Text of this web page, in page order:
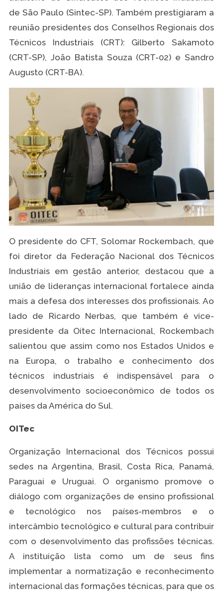
de São Paulo (Sintec-SP). Também prestigiaram a
reunião presidentes dos Conselhos Regionais dos
Técnicos Industriais (CRT): Gilberto Sakamoto
(CRT-SP), João Batista Souza (CRT-02) e Sandro
Augusto (CRT-BA).
O presidente do CFT, Solomar Rockembach, que
foi diretor da Federação Nacional dos Técnicos
Industriais em gestão anterior, destacou que a
união de lideranças internacional fortalece ainda
mais a defesa dos interesses dos profissionais. Ao
lado de Ricardo Nerbas, que também é vice-
presidente da Oitec Internacional, Rockembach
salientou que assim como nos Estados Unidos e
na Europa, o trabalho e conhecimento dos
técnicos industriais é indispensável para o
desenvolvimento socioeconômico de todos os
países da América do Sul.
OITec
Organização Internacional dos Técnicos possui
sedes na Argentina, Brasil, Costa Rica, Panamá,
Paraguai e Uruguai. O organismo promove o
diálogo com organizações de ensino profissional
e tecnológico nos países-membros e o
intercâmbio tecnológico e cultural para contribuir
com o desenvolvimento das profissões técnicas.
A instituição lista como um de seus fins
implementar a normatização e reconhecimento
internacional das formações técnicas, para que os